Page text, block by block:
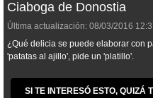
Ciaboga de Donostia
Última actualización: 08/03/2016
¿Qué delicia se puede elaborar con
'patatas al ajillo', pide un 'platillo'.
SI TE INTERESÓ ESTO, QUIZÁ